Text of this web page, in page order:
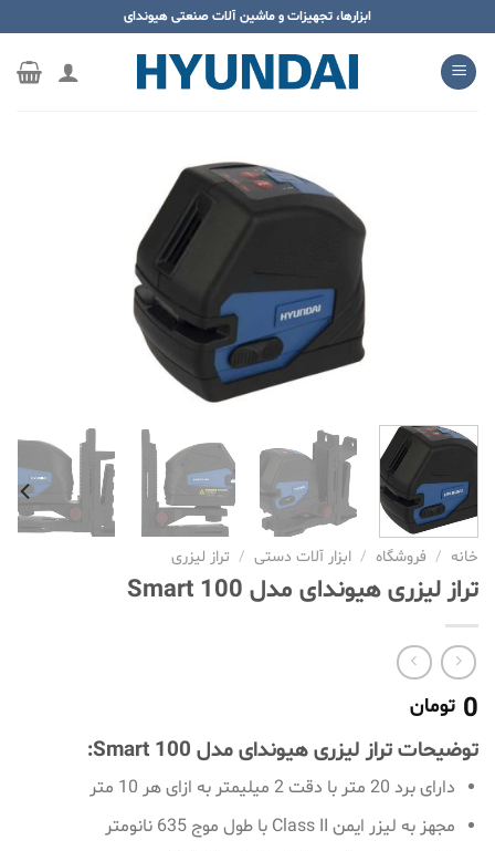
محتوا
بروید
ابزارها، تجهیزات و ماشین آلات صنعتی هیوندای
خانه / فروشگاه / ابزار آلات دستی / تراز لیزری
تراز لیزری هیوندای مدل Smart 100
0 تومان
توضیحات تراز لیزری هیوندای مدل Smart 100:
دارای برد 20 متر با دقت 2 میلیمتر به ازای هر 10 متر
مجهز به لیزر ایمن Class II با طول موج 635 نانومتر